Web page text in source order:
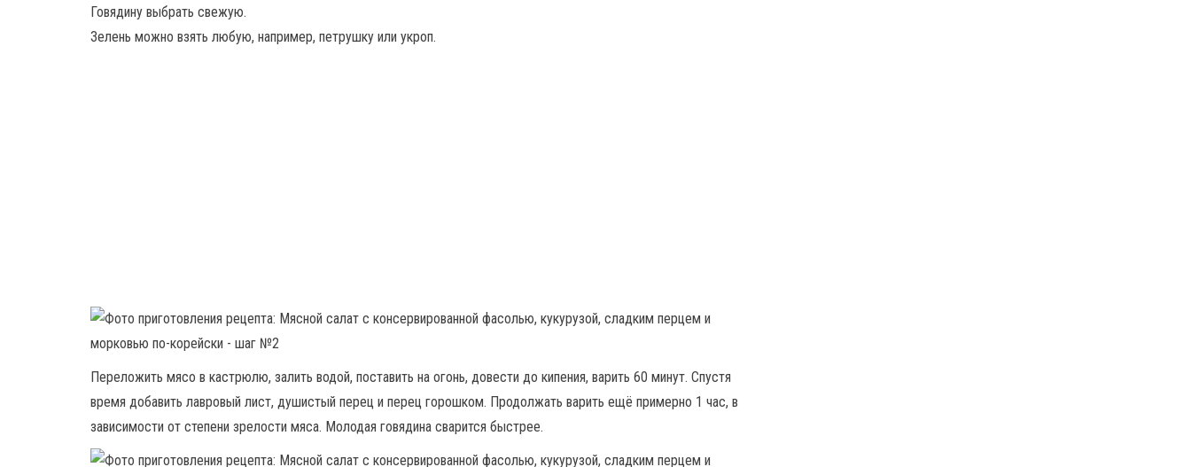
Говядину выбрать свежую.
Зелень можно взять любую, например, петрушку или укроп.
Переложить мясо в кастрюлю, залить водой, поставить на огонь, довести до кипения, варить 60 минут. Спустя
время добавить лавровый лист, душистый перец и перец горошком. Продолжать варить ещё примерно 1 час, в
зависимости от степени зрелости мяса. Молодая говядина сварится быстрее.